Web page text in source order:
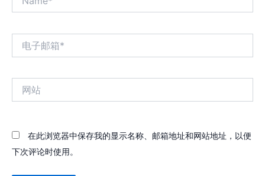
在此浏览器中保存我的显示名称、邮箱地址和网站地址，以便
下次评论时使用。